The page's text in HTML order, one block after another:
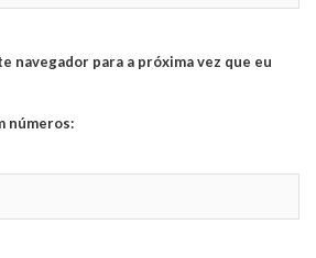
navegador para a próxima vez que eu
números: